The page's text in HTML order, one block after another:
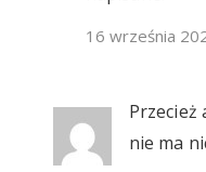
16 września
Przecież
nie ma